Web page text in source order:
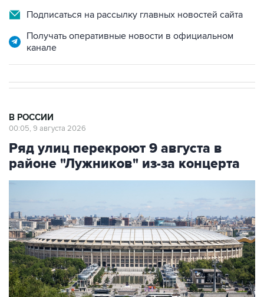
Подписаться на рассылку главных новостей сайта
Получать оперативные новости в официальном
канале
В РОССИИ
00:05, 9 августа 2026
Ряд улиц перекроют 9 августа в
районе "Лужников" из-за концерта